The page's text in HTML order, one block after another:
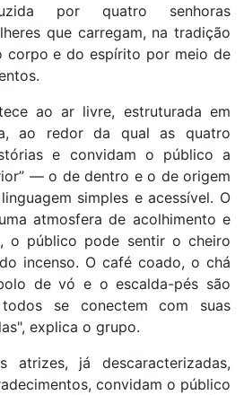
por quatro senhoras
que carregam, na tradição
corpo e do espírito por meio de
ao ar livre, estruturada em
ao redor da qual as quatro
e convidam o público a
— o de dentro e o de origem
simples e acessível. O
atmosfera de acolhimento e
o público pode sentir o cheiro
incenso. O café coado, o chá
de vó e o escalda-pés são
se conectem com suas
explica o grupo.
atrizes, já descaracterizadas,
convidam o público